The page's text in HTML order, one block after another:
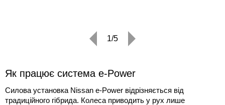
1/5
Як працює система e-Power
Силова установка Nissan e-Power відрізняється від
традиційного гібрида. Колеса приводить у рух лише